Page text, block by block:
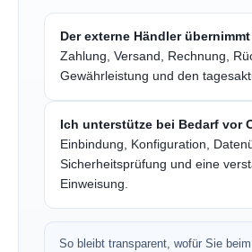
Der externe Händler übernimmt
Zahlung, Versand, Rechnung,
Gewährleistung und den
Ich unterstütze bei Bedarf vor
Einbindung, Konfiguration,
Sicherheitsprüfung und eine
Einweisung.
So bleibt transparent, wofür Sie